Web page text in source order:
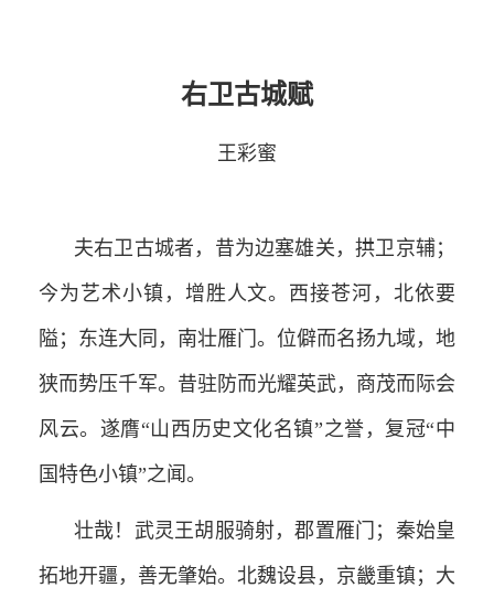
右卫古城赋
王彩蜜
夫右卫古城者，昔为边塞雄关，拱卫京辅；
今为艺术小镇，增胜人文。西接苍河，北依要
隘；东连大同，南壮雁门。位僻而名扬九域，地
狭而势压千军。昔驻防而光耀英武，商茂而际会
风云。遂膺“山西历史文化名镇”之誉，复冠“中
国特色小镇”之闻。
壮哉！武灵王胡服骑射，郡置雁门；秦始皇
拓地开疆，善无肇始。北魏设县，京畿重镇；大